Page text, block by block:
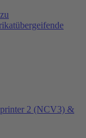
2 (NCV3) &